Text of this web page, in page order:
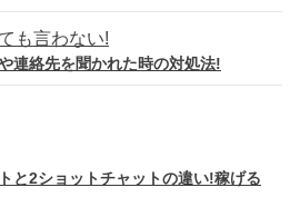
連絡先を聞かれた時の対処法!
と2ショットチャットの違い!稼げる